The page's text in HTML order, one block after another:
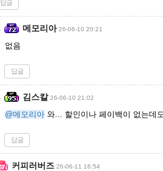
답글
메모리아 26-06-10 20:21
없음
답글
김스칼 26-06-10 21:02
@메모리아 와... 할인이나 페이백이 없는데
답글
커피러버즈 26-06-11 16:54